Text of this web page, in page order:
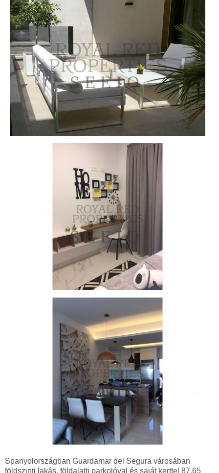
Spanyolországban Guardamar del Segura városában
földszinti lakás, földalatti parkolóval és saját kerttel 87,65